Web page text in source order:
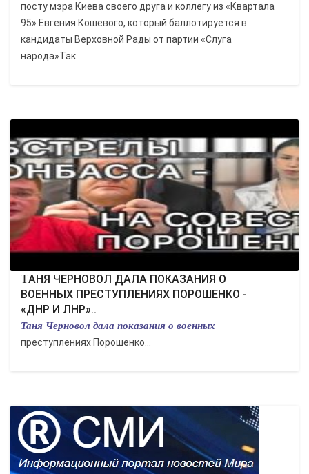
посту мэра Киева своего друга и коллегу из «Квартала
95» Евгения Кошевого, который баллотируется в
кандидаты Верховной Рады от партии «Слуга
народа»Так...
ТАНЯ ЧЕРНОВОЛ ДАЛА ПОКАЗАНИЯ О
ВОЕННЫХ ПРЕСТУПЛЕНИЯХ ПОРОШЕНКО -
«ДНР И ЛНР»..
Таня Черновол дала показания о военных
преступлениях Порошенко...